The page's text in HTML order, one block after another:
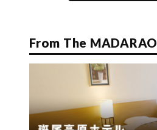
From The MADARAO